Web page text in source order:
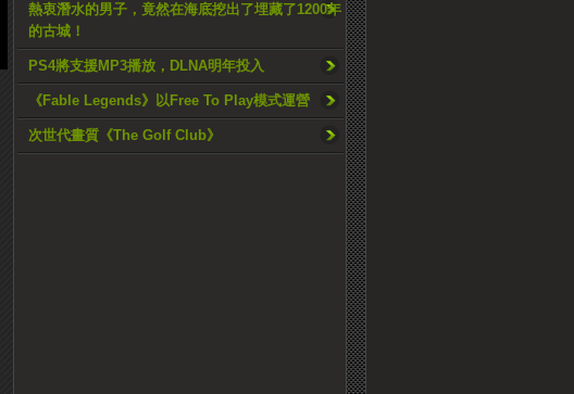
熱衷潛水的男子，竟然在海底挖出了埋藏了1200年
的古城！
PS4將支援MP3播放，DLNA明年投入
《Fable Legends》以Free To Play模式運營
次世代畫質《The Golf Club》